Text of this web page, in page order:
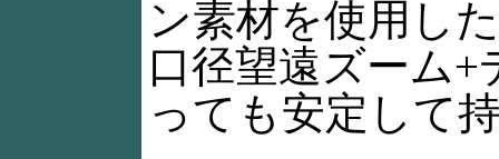
ン素材を使用し
口径望遠ズーム
っても安定して